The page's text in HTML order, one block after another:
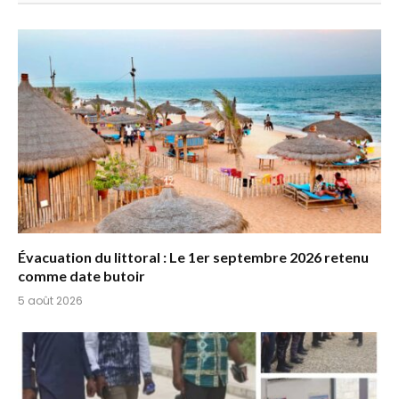
Évacuation du littoral : Le 1er septembre 2026 retenu
comme date butoir
5 août 2026